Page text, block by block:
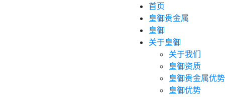
首页
皇御贵金属
皇御
关于皇御
关于我们
皇御资质
皇御贵金属优势
皇御优势